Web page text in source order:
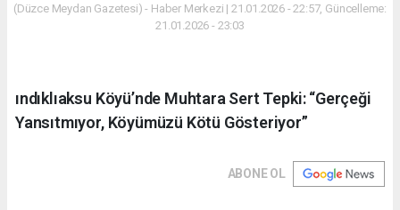
(Düzce Meydan Gazetesi) - Haber Merkezi | 21.01.2026 - 22:57, Güncelleme:
21.01.2026 - 23:03
ındıklıaksu Köyü’nde Muhtara Sert Tepki: “Gerçeği
Yansıtmıyor, Köyümüzü Kötü Gösteriyor”
ABONE OL